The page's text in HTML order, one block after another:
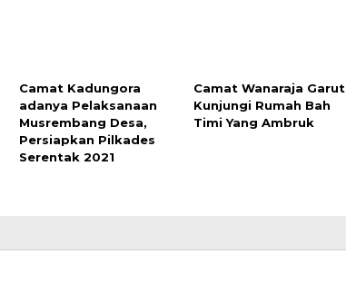
Camat Kadungora
adanya Pelaksanaan
Musrembang Desa,
Persiapkan Pilkades
Serentak 2021
Camat Wanaraja Garut
Kunjungi Rumah Bah
Timi Yang Ambruk